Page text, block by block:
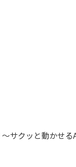
サクッと動かせる